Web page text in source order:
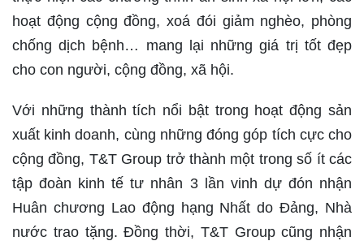
hoạt động cộng đồng, xoá đói giảm nghèo, phòng
chống dịch bệnh… mang lại những giá trị tốt đẹp
cho con người, cộng đồng, xã hội.
Với những thành tích nổi bật trong hoạt động sản
xuất kinh doanh, cùng những đóng góp tích cực cho
cộng đồng, T&T Group trở thành một trong số ít các
tập đoàn kinh tế tư nhân 3 lần vinh dự đón nhận
Huân chương Lao động hạng Nhất do Đảng, Nhà
nước trao tặng. Đồng thời, T&T Group cũng nhận